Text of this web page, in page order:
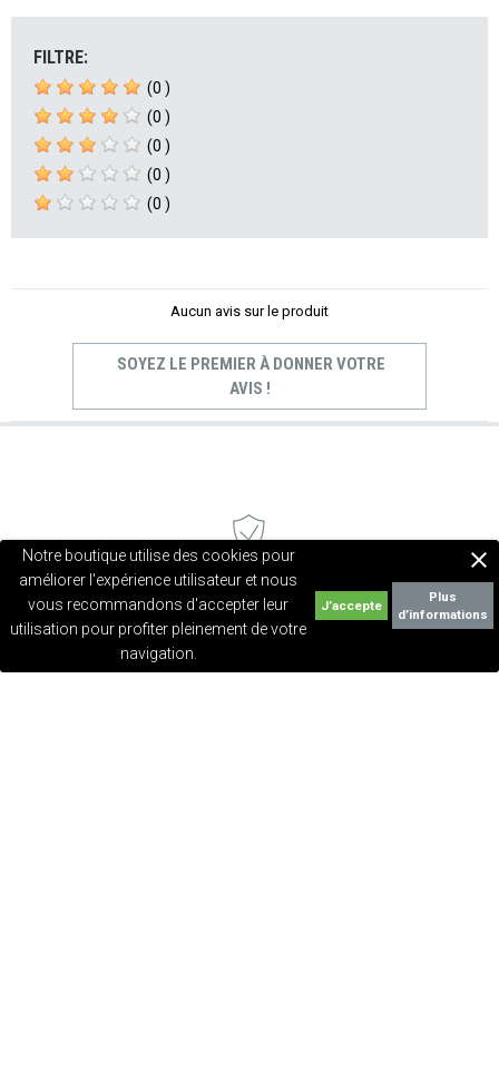
Notre boutique utilise des cookies pour
améliorer l'expérience utilisateur et nous
vous recommandons d'accepter leur
utilisation pour profiter pleinement de votre
navigation.
Plus
d’informations

FILTRE:
(0 )
(0 )
(0 )
(0 )
(0 )
Aucun avis sur le produit
SOYEZ LE PREMIER À DONNER VOTRE
AVIS !
Paiement sécurisé - CB / Paypal